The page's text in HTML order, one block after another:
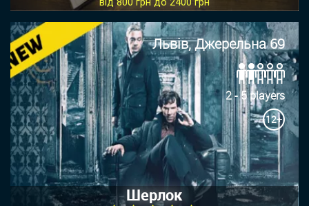
Львів, Джерельна 69
2 - 5 players
12+
Шерлок